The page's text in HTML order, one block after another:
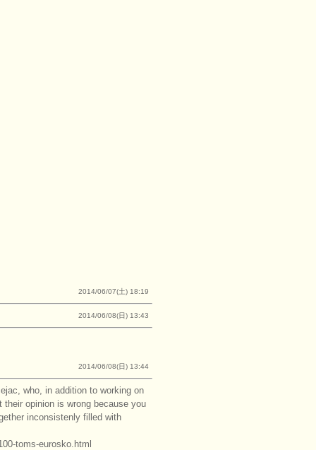
2014/06/07(土) 18:19
2014/06/08(日) 13:43
2014/06/08(日) 13:44
who, in addition to working on
opinion is wrong because you
inconsistenly filled with
toms-eurosko.html